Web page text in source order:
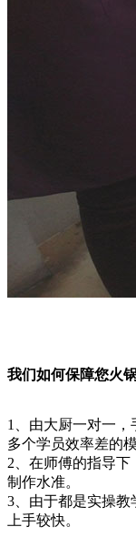
我们如何保障您火
1、由大厨一对一
多个学员效率差的模
2、在师傅的指导
制作水准。
3、由于都是实操教
上手较快。